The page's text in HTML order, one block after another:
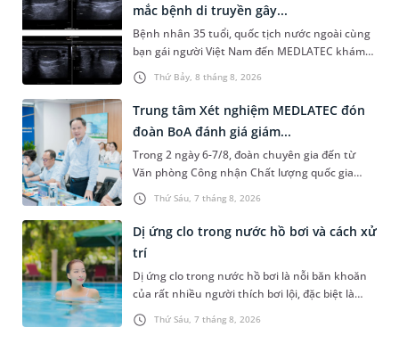
Thứ Bảy, 8 tháng 8, 2026
mắc bệnh di truyền gây...
Bệnh nhân 35 tuổi, quốc tịch nước ngoài cùng
bạn gái người Việt Nam đến MEDLATEC khám
sức khỏe tiền hôn nhân. Qua thăm khám và
làm các xét nghiệm chuyên sâu,...
Thứ Sáu, 7 tháng 8, 2026
Trung tâm Xét nghiệm MEDLATEC đón
đoàn BoA đánh giá giám...
Trong 2 ngày 6-7/8, đoàn chuyên gia đến từ
Văn phòng Công nhận Chất lượng quốc gia
(BoA) đã ghi nhận và đánh giá cao nỗ lực duy trì
hệ thống quản lý chất lượ...
Thứ Sáu, 7 tháng 8, 2026
Dị ứng clo trong nước hồ bơi và cách xử
trí
Dị ứng clo trong nước hồ bơi là nỗi băn khoăn
của rất nhiều người thích bơi lội, đặc biệt là
những trường hợp thường xuyên bơi ở những
hồ bơi nhân tạo. Bài v...